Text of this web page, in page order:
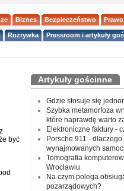
Biznes Bezpieczeństwo Prawo
Rozrywka Pressroom i artykuły
być
Artykuły gościnne
Gdzie stosuje się
Szybka metamorfoza
które naprawdę warto
Elektroniczne faktury -
Porsche 911 -
wynajmowanych
Tomografia
Wrocławiu
Na czym polega
pozarządowych?